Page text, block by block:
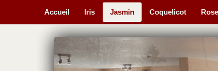
Accueil Iris Jasmin Coquelicot Rose